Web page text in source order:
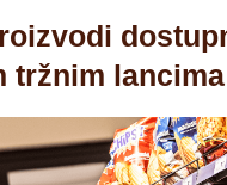
tržnim lancima